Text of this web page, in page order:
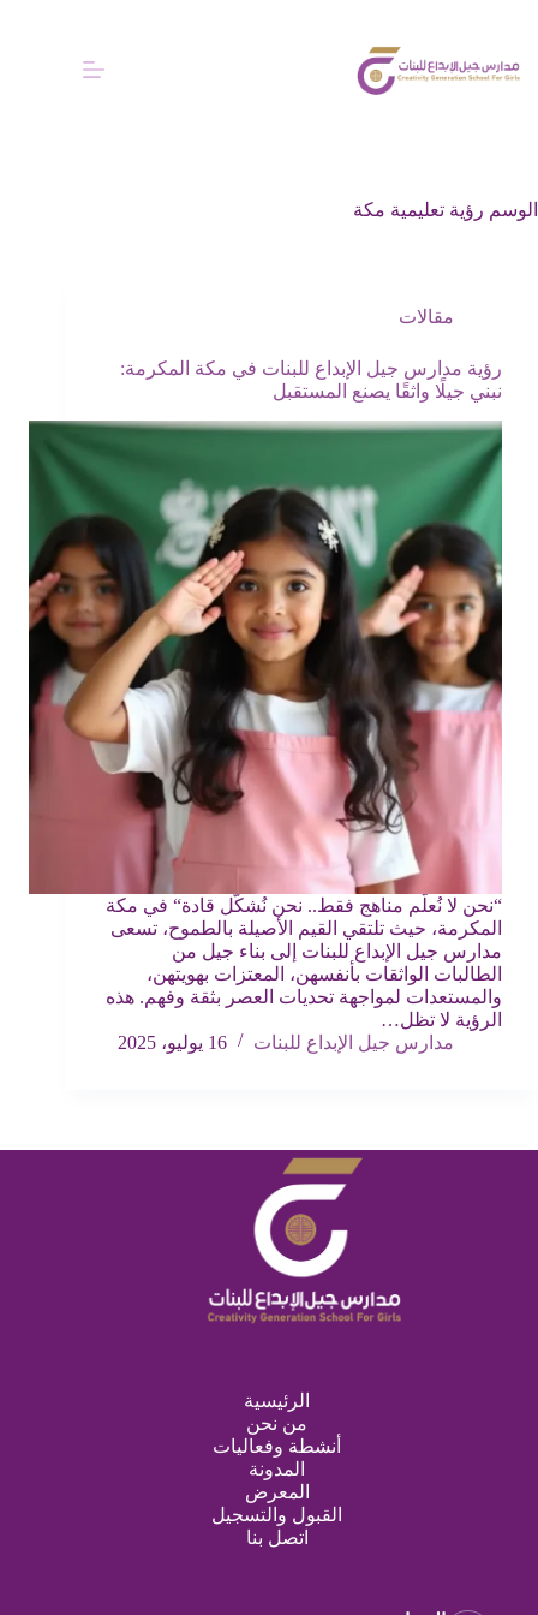
الوسم رؤية تعليمية مكة
مقالات
رؤية مدارس جيل الإبداع للبنات في مكة المكرمة:
نبني جيلًا واثقًا يصنع المستقبل
“نحن لا نُعلّم مناهج فقط.. نحن نُشكّل قادة“ في مكة
المكرمة، حيث تلتقي القيم الأصيلة بالطموح، تسعى
مدارس جيل الإبداع للبنات إلى بناء جيل من
الطالبات الواثقات بأنفسهن، المعتزات بهويتهن،
والمستعدات لمواجهة تحديات العصر بثقة وفهم. هذه
الرؤية لا تظل…
مدارس جيل الإبداع للبنات
16 يوليو، 2025
الرئيسية
من نحن
أنشطة وفعاليات
المدونة
المعرض
القبول والتسجيل
اتصل بنا